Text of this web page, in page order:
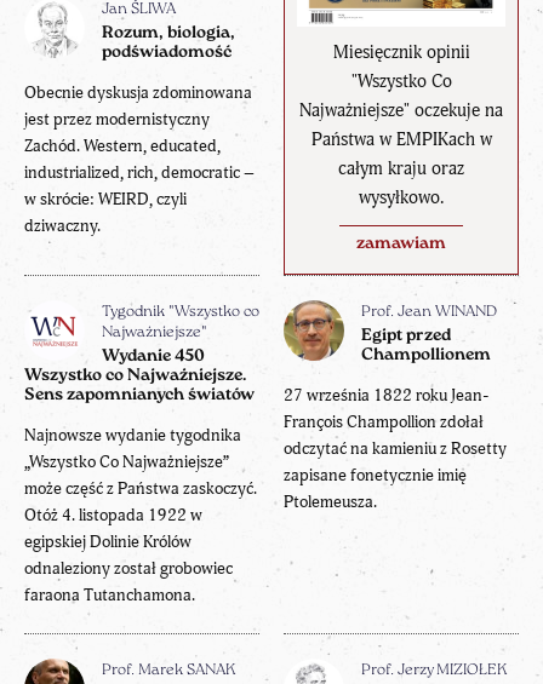
Miesięcznik opinii
"Wszystko Co
Najważniejsze" oczekuje na
Państwa w EMPIKach w
całym kraju oraz
wysyłkowo.
zamawiam
Jan ŚLIWA
Rozum, biologia,
podświadomość
Obecnie dyskusja zdominowana
jest przez modernistyczny
Zachód. Western, educated,
industrialized, rich, democratic –
w skrócie: WEIRD, czyli
dziwaczny.
Tygodnik "Wszystko co
Najważniejsze"
Wydanie 450
Wszystko co Najważniejsze.
Sens zapomnianych światów
Najnowsze wydanie tygodnika
„Wszystko Co Najważniejsze”
może część z Państwa zaskoczyć.
Otóż 4. listopada 1922 w
egipskiej Dolinie Królów
odnaleziony został grobowiec
faraona Tutanchamona.
Prof. Jean WINAND
Egipt przed
Champollionem
27 września 1822 roku Jean-
François Champollion zdołał
odczytać na kamieniu z Rosetty
zapisane fonetycznie imię
Ptolemeusza.
Prof. Marek SANAK Prof. Jerzy MIZIOŁEK